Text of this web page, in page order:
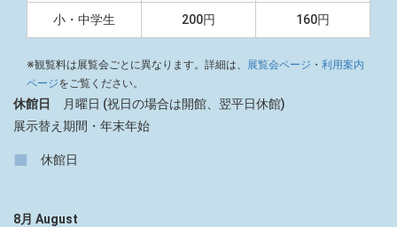
小・中学生 200円 160円
※観覧料は展覧会ごとに異なります。詳細は、 展覧会ページ ・ 利用案内
ページをご覧ください。
休館日
月曜日 (祝日の場合は開館、翌平日休館)
展示替え期間・年末年始
■ 休館日
8月 August